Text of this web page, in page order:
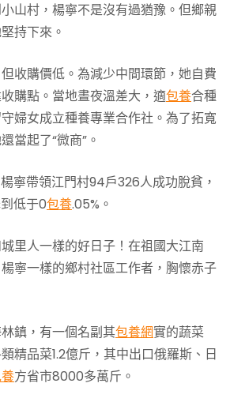
山村，楊寧不是沒有過猶豫。但鄉親
持下來。
收購價低。為減少中間環節，她自費
購點。當地晝夜溫差大，適包養合種
婦女成立種養專業合作社。為了拓寬
當起了“微商”。
寧帶領江門村94戶326人成功脫貧，
低于0包養.05%。
里人一樣的好日子！在祖國大江南
寧一樣的鄉村社區工作者，胸懷赤子
鎮，有一個名副其包養網實的蔬菜
精品菜1.2億斤，其中出口俄羅斯、日
方省市8000多萬斤。